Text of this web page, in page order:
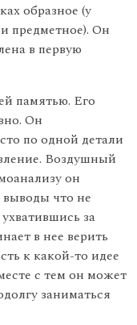
образное (у
предметное). Он
в первую
памятью. Его
Он
по одной детали
Воздуш­ный
он
что не
за
в нее верить
к какой-то идее
с тем он может
заниматься